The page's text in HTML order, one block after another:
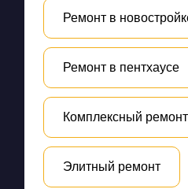
Ремонт в
Ремонт в пентхаусе
Комплексный ремонт
Элитный ремонт